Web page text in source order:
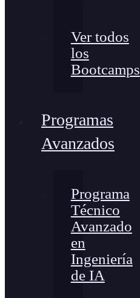
Ver todos
los
Bootcamps
Programas
Avanzados
Programa
Técnico
Avanzado
en
Ingeniería
de IA